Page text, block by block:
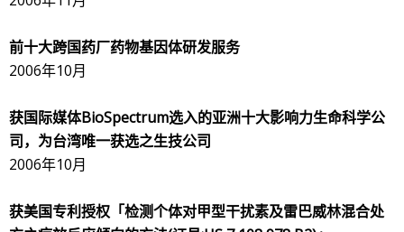
前十大跨国药厂药物基因体研发服务
2006年10月
获国际媒体BioSpectrum选入的亚洲十大影响力生命科学公
司，为台湾唯一获选之生技公司
2006年10月
获美国专利授权「检测个体对甲型干扰素及雷巴威林混合处